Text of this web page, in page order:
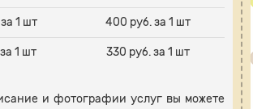
1 шт 400 руб. за 1 шт
1 шт 330 руб. за 1 шт
и фотографии услуг вы можете